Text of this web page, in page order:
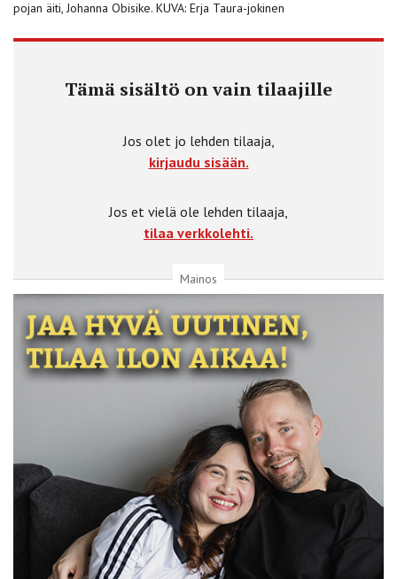
pojan äiti, Johanna Obisike. KUVA: Erja Taura-jokinen
Tämä sisältö on vain tilaajille
Jos olet jo lehden tilaaja,
kirjaudu sisään.
Jos et vielä ole lehden tilaaja,
tilaa verkkolehti.
Mainos